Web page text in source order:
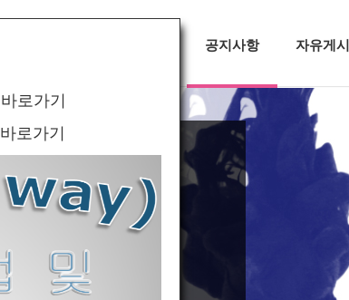
공지사항 자유게
바로가기
바로가기